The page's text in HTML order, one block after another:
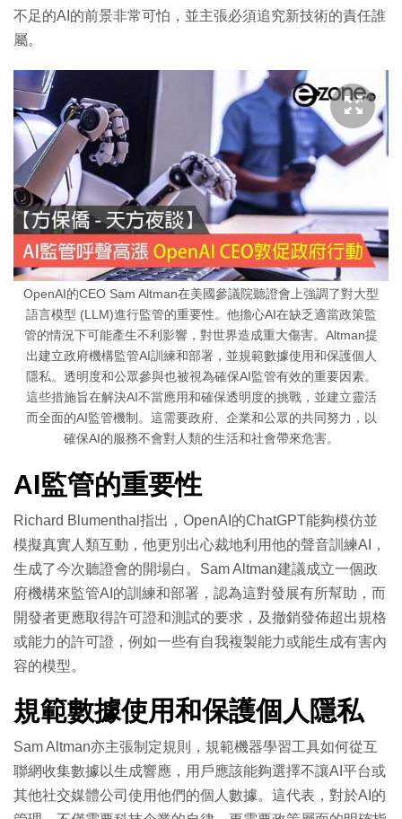
不足的AI的前景非常可怕，並主張必須追究新技術的責任誰
屬。
OpenAI的CEO Sam Altman在美國參議院聽證會上強調了對大型
語言模型 (LLM)進行監管的重要性。他擔心AI在缺乏適當政策監
管的情況下可能產生不利影響，對世界造成重大傷害。Altman提
出建立政府機構監管AI訓練和部署，並規範數據使用和保護個人
隱私。透明度和公眾參與也被視為確保AI監管有效的重要因素。
這些措施旨在解決AI不當應用和確保透明度的挑戰，並建立靈活
而全面的AI監管機制。這需要政府、企業和公眾的共同努力，以
確保AI的服務不會對人類的生活和社會帶來危害。
AI監管的重要性
Richard Blumenthal指出，OpenAI的ChatGPT能夠模仿並
模擬真實人類互動，他更別出心裁地利用他的聲音訓練AI，
生成了今次聽證會的開場白。Sam Altman建議成立一個政
府機構來監管AI的訓練和部署，認為這對發展有所幫助，而
開發者更應取得許可證和測試的要求，及撤銷發佈超出規格
或能力的許可證，例如一些有自我複製能力或能生成有害內
容的模型。
規範數據使用和保護個人隱私
Sam Altman亦主張制定規則，規範機器學習工具如何從互
聯網收集數據以生成響應，用戶應該能夠選擇不讓AI平台或
其他社交媒體公司使用他們的個人數據。這代表，對於AI的